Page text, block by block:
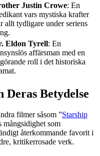
Justin Crowe: En
vars mystiska krafter
allt tydligare under seriens
Eldon Tyrell: En
affärsman med en
roll i det historiska
Betydelse
filmer såsom ”Starship
mångsidighet som
återkommande favorit i
kritikerrosade verk.